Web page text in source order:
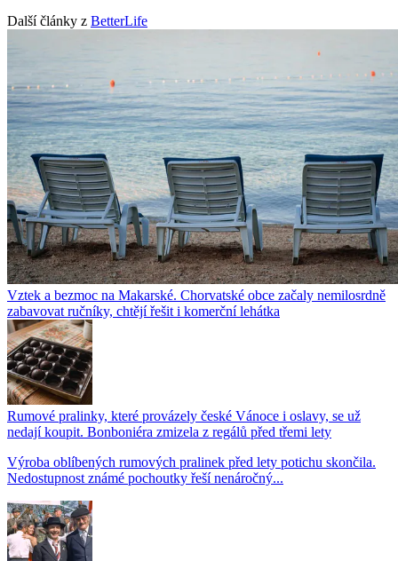
Další články z BetterLife
Vztek a bezmoc na Makarské. Chorvatské obce začaly nemilosrdně
zabavovat ručníky, chtějí řešit i komerční lehátka
Rumové pralinky, které provázely české Vánoce i oslavy, se už
nedají koupit. Bonboniéra zmizela z regálů před třemi lety
Výroba oblíbených rumových pralinek před lety potichu skončila.
Nedostupnost známé pochoutky řeší nenáročný...